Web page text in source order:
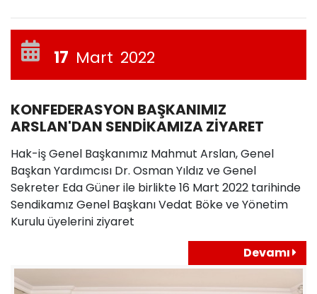
17 Mart 2022
KONFEDERASYON BAŞKANIMIZ
ARSLAN'DAN SENDİKAMIZA ZİYARET
Hak-iş Genel Başkanımız Mahmut Arslan, Genel
Başkan Yardımcısı Dr. Osman Yıldız ve Genel
Sekreter Eda Güner ile birlikte 16 Mart 2022 tarihinde
Sendikamız Genel Başkanı Vedat Böke ve Yönetim
Kurulu üyelerini ziyaret
Devamı